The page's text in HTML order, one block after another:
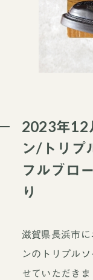
2023年12
ン/トリプ
フルブロ
り
滋賀県長浜市
ンのトリプル
せていただき